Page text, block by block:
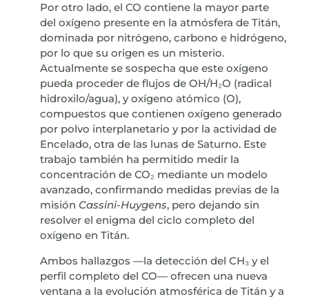
Por otro lado, el CO contiene la mayor parte
del oxígeno presente en la atmósfera de Titán,
dominada por nitrógeno, carbono e hidrógeno,
por lo que su origen es un misterio.
Actualmente se sospecha que este oxígeno
pueda proceder de flujos de OH/H₂O (radical
hidroxilo/agua), y oxígeno atómico (O),
compuestos que contienen oxígeno generado
por polvo interplanetario y por la actividad de
Encelado, otra de las lunas de Saturno. Este
trabajo también ha permitido medir la
concentración de CO₂ mediante un modelo
avanzado, confirmando medidas previas de la
misión Cassini-Huygens, pero dejando sin
resolver el enigma del ciclo completo del
oxígeno en Titán.
Ambos hallazgos —la detección del CH₃ y el
perfil completo del CO— ofrecen una nueva
ventana a la evolución atmosférica de Titán y a